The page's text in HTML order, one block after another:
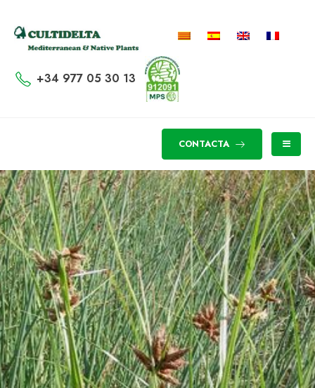
+34 977 05 30 13
CONTACTA